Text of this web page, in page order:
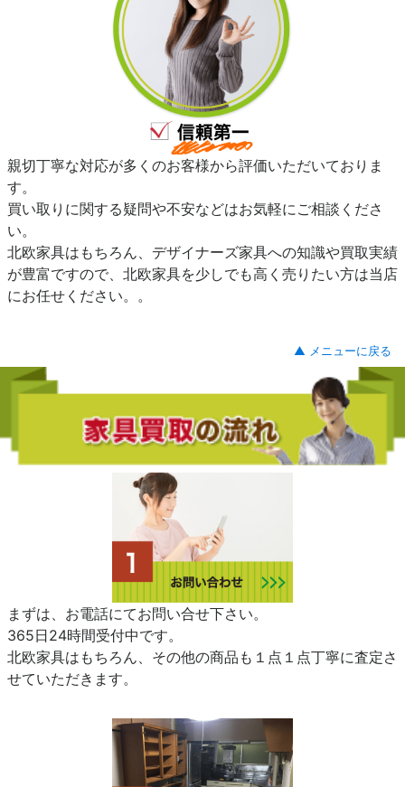
親切丁寧な対応が多くのお客様から評価いただいておりま
す。
買い取りに関する疑問や不安などはお気軽にご相談くださ
い。
北欧家具はもちろん、デザイナーズ家具への知識や買取実績
が豊富ですので、北欧家具を少しでも高く売りたい方は当店
にお任せください。。
▲ メニューに戻る
まずは、お電話にてお問い合せ下さい。
365日24時間受付中です。
北欧家具はもちろん、その他の商品も１点１点丁寧に査定さ
せていただきます。